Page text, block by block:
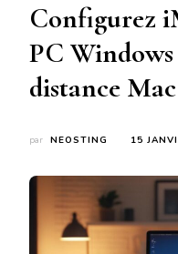
Configurez
PC
distance Mac
par NEOSTING 15